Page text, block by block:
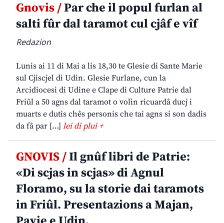
Gnovis /Par che il popul furlan al
salti fûr dal taramot cul cjâf e vîf
Redazion
Lunis ai 11 di Mai a lis 18,30 te Glesie di Sante Marie
sul Cjiscjel di Udin. Glesie Furlane, cun la
Arcidiocesi di Udine e Clape di Culture Patrie dal
Friûl a 50 agns dal taramot o volìn ricuardâ ducj i
muarts e dutis chês personis che tai agns si son dadis
da fâ par […] lei di plui +
GNOVIS /Il gnûf libri de Patrie:
«Di scjas in scjas» di Agnul
Floramo, su la storie dai taramots
in Friûl. Presentazions a Majan,